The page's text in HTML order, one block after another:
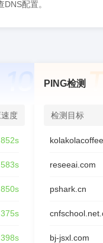
配置。
度
PING检测
检测目标
reseeai.com
pshark.cn
bj-jsxl.com